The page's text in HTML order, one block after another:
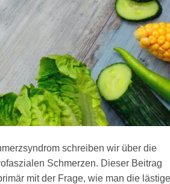
schreiben wir über die
Schmerzen. Dieser Beitrag
mit der Frage, wie man die